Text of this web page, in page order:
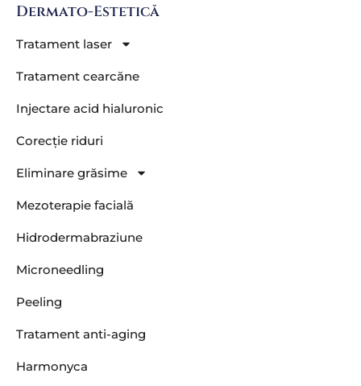
Dermato-Estetică
Tratament laser
Tratament cearcăne
Injectare acid hialuronic
Corecție riduri
Eliminare grăsime
Mezoterapie facială
Hidrodermabraziune
Microneedling
Peeling
Tratament anti-aging
Harmonyca